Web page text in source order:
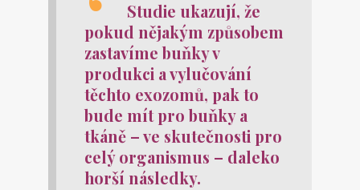
Studie ukazují, že
pokud nějakým způsobem
zastavíme buňky v
produkci a vylučování
těchto exozomů, pak to
bude mít pro buňky a
tkáně – ve skutečnosti pro
celý organismus – daleko
horší následky.